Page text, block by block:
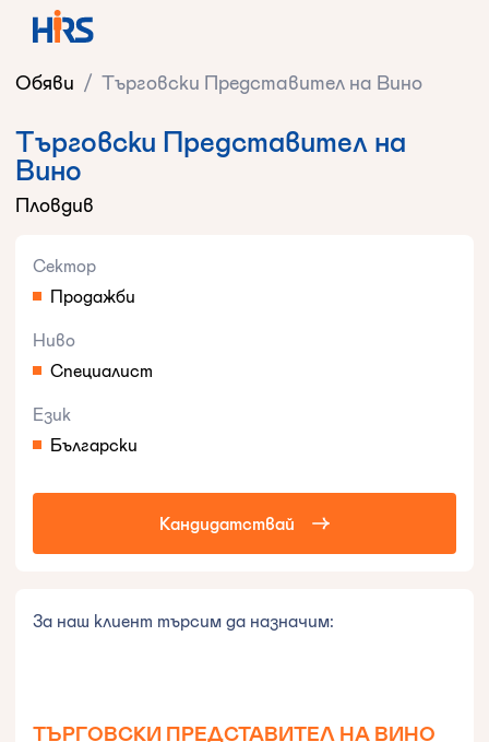
Обяви / Търговски Представител на Вино
Търговски Представител на
Вино
Пловдив
Сектор
Продажби
Ниво
Специалист
Език
Български
Кандидатствай
За наш клиент търсим да назначим:
ТЪРГОВСКИ ПРЕДСТАВИТЕЛ НА ВИНО